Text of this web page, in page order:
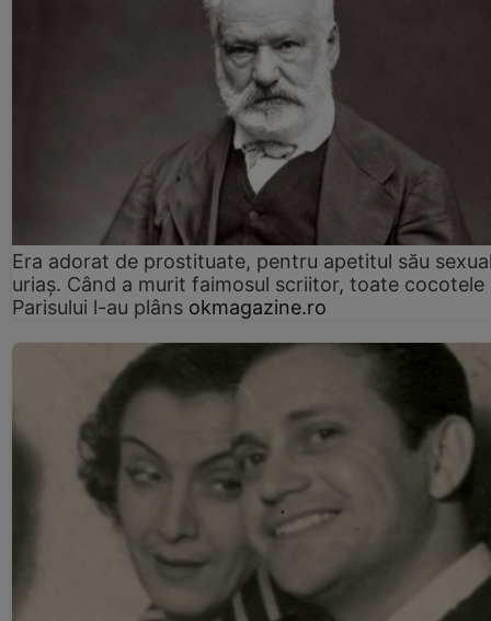
Era adorat de prostituate, pentru apetitul său
uriaș. Când a murit faimosul scriitor, toate cocotele
Parisului l-au plâns okmagazine.ro